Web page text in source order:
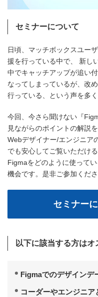
セミナーについて
日頃、マッチボックスユー
援を行っている中で、 新し
中でキャッチアップが追い
なってしまっているが、改
行っている、という声を多
今回、今さら聞けない『
見ながらのポイントの解説
Webデザイナー/エンジニア
でも安心してご覧いただけ
Figmaをどのように使って
機会です。是非ご参加くださ
以下に該当する方はオ
Figmaでのデザインデ
コーダーやエンジニ